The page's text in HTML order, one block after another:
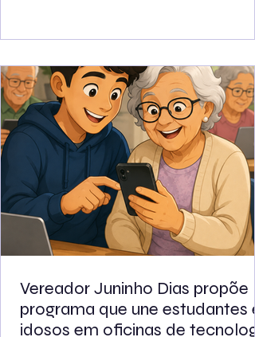
O Ministério da Saúde anunciou a
oferecer até 100 mil teleconsultas por
em todo o país. O atendimento é
remoto e sigiloso
Vereador Juninho Dias propõe
programa que une estudantes e
idosos em oficinas de